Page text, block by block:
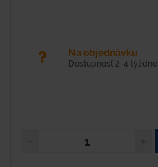
Na objednávku
Dostupnosť 2-4 týždne